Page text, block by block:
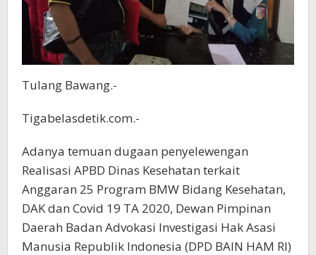
Tulang Bawang.-
Tigabelasdetik.com.-
Adanya temuan dugaan penyelewengan
Realisasi APBD Dinas Kesehatan terkait
Anggaran 25 Program BMW Bidang Kesehatan,
DAK dan Covid 19 TA 2020, Dewan Pimpinan
Daerah Badan Advokasi Investigasi Hak Asasi
Manusia Republik Indonesia (DPD BAIN HAM RI)